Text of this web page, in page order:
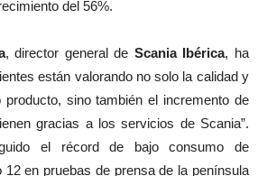
del 56%.
, director general de Scania Ibérica, ha
están valorando no solo la calidad y
producto, sino también el incremento de
gracias a los servicios de Scania”.
el récord de bajo consumo de
12 en pruebas de prensa de la península